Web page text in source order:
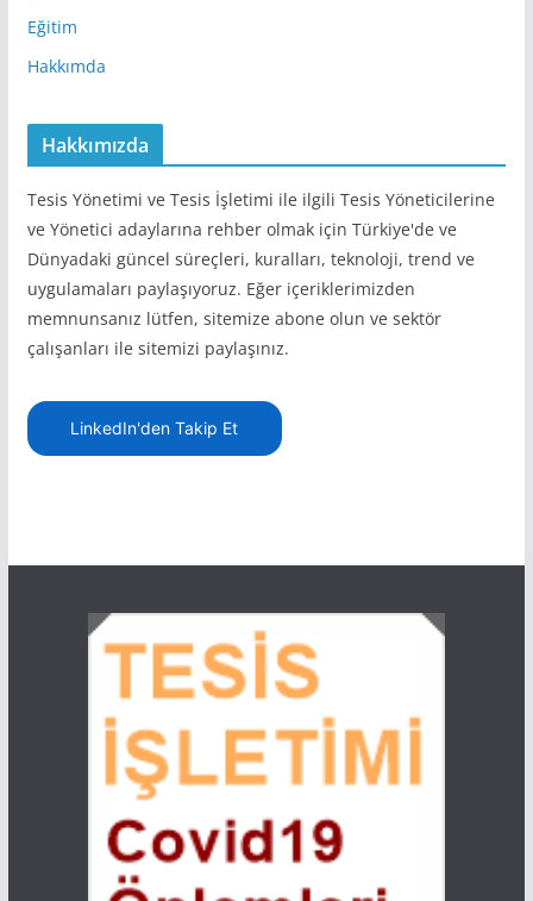
Eğitim
Hakkımda
Hakkımızda
Tesis Yönetimi ve Tesis İşletimi ile ilgili Tesis Yöneticilerine
ve Yönetici adaylarına rehber olmak için Türkiye'de ve
Dünyadaki güncel süreçleri, kuralları, teknoloji, trend ve
uygulamaları paylaşıyoruz. Eğer içeriklerimizden
memnunsanız lütfen, sitemize abone olun ve sektör
çalışanları ile sitemizi paylaşınız.
LinkedIn'den Takip Et